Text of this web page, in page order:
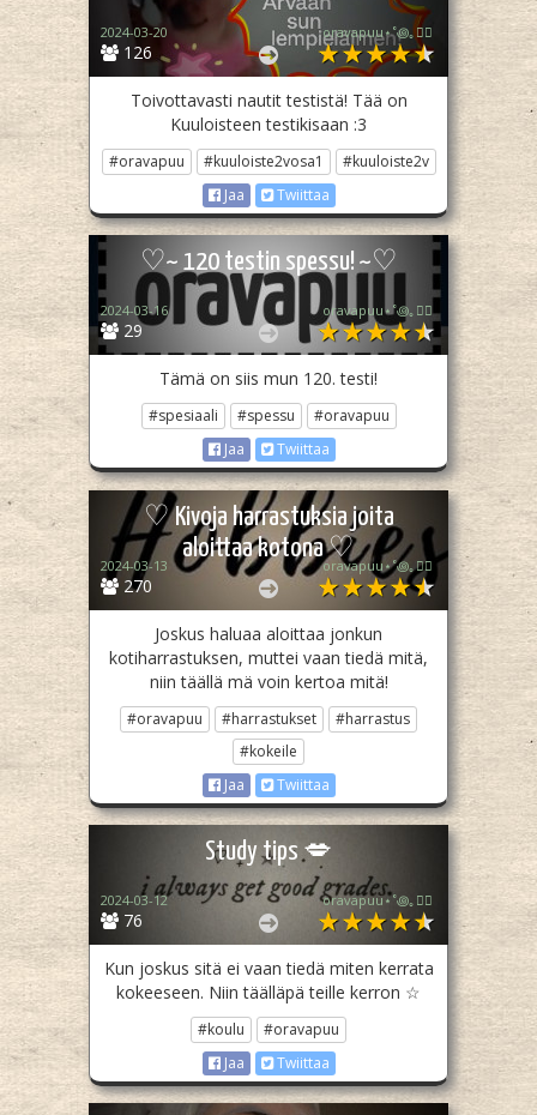
126
2024-03-20 oravapuu⋆˚꩜｡🏳️‍🌈
Toivottavasti nautit testistä! Tää on
Kuuloisteen testikisaan :3
#oravapuu #kuuloiste2vosa1
#kuuloiste2v
Jaa
Twiittaa
♡~ 120 testin spessu! ~♡
29
2024-03-16 oravapuu⋆˚꩜｡🏳️‍🌈
Tämä on siis mun 120. testi!
#spesiaali #spessu
#oravapuu
Jaa
Twiittaa
♡ Kivoja harrastuksia joita
aloittaa kotona ♡
270
2024-03-13 oravapuu⋆˚꩜｡🏳️‍🌈
Joskus haluaa aloittaa jonkun
kotiharrastuksen, muttei vaan tiedä mitä,
niin täällä mä voin kertoa mitä!
#oravapuu #harrastukset
#harrastus
#kokeile
Jaa
Twiittaa
Study tips 💋
76
2024-03-12 oravapuu⋆˚꩜｡🏳️‍🌈
Kun joskus sitä ei vaan tiedä miten kerrata
kokeeseen. Niin täälläpä teille kerron ☆
#koulu
#oravapuu
Jaa
Twiittaa